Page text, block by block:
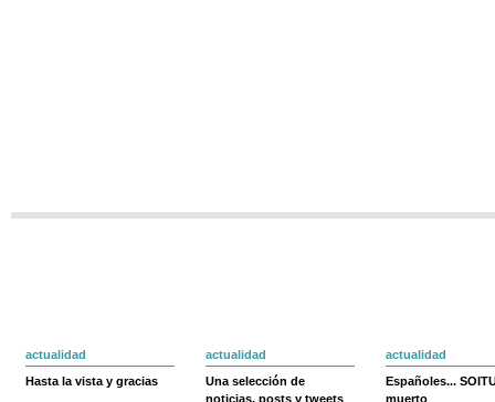
actualidad
Hasta la vista y gracias
actualidad
Una selección de
noticias, posts y tweets
actualidad
Españoles...
muerto